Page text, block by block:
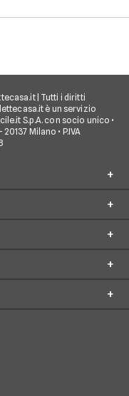
| Tutti i diritti
è un servizio
S.p.A. con socio unico •
Milano • P.IVA